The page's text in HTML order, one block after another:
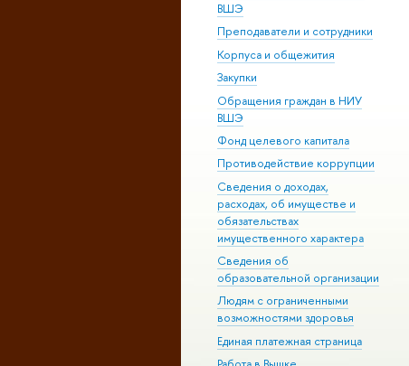
ВШЭ
Преподаватели и сотрудники
Корпуса и общежития
Закупки
Обращения граждан в НИУ
ВШЭ
Фонд целевого капитала
Противодействие коррупции
Сведения о доходах,
расходах, об имуществе и
обязательствах
имущественного характера
Сведения об
образовательной организации
Людям с ограниченными
возможностями здоровья
Единая платежная страница